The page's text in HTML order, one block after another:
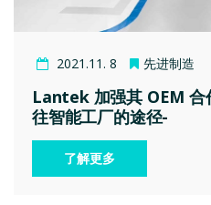
2021.11. 8 先进制造
Lantek 加强其 OEM 合
往智能工厂的途径-
了解更多